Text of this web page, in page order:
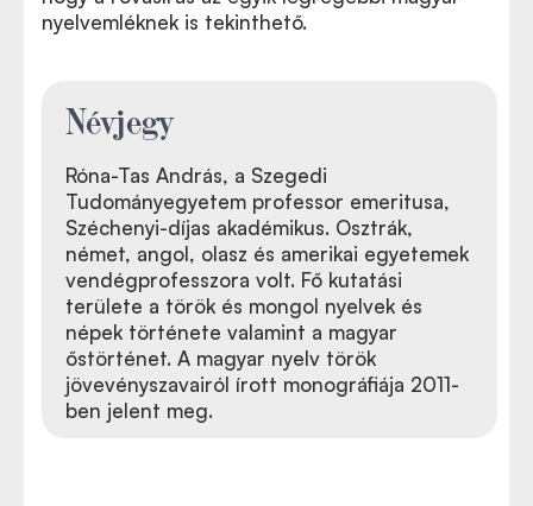
nyelvemléknek is tekinthető.
Névjegy
Róna-Tas András, a Szegedi
Tudományegyetem professor emeritusa,
Széchenyi-díjas akadémikus. Osztrák,
német, angol, olasz és amerikai egyetemek
vendégprofesszora volt. Fő kutatási
területe a török és mongol nyelvek és
népek története valamint a magyar
őstörténet. A magyar nyelv török
jövevényszavairól írott monográfiája 2011-
ben jelent meg.